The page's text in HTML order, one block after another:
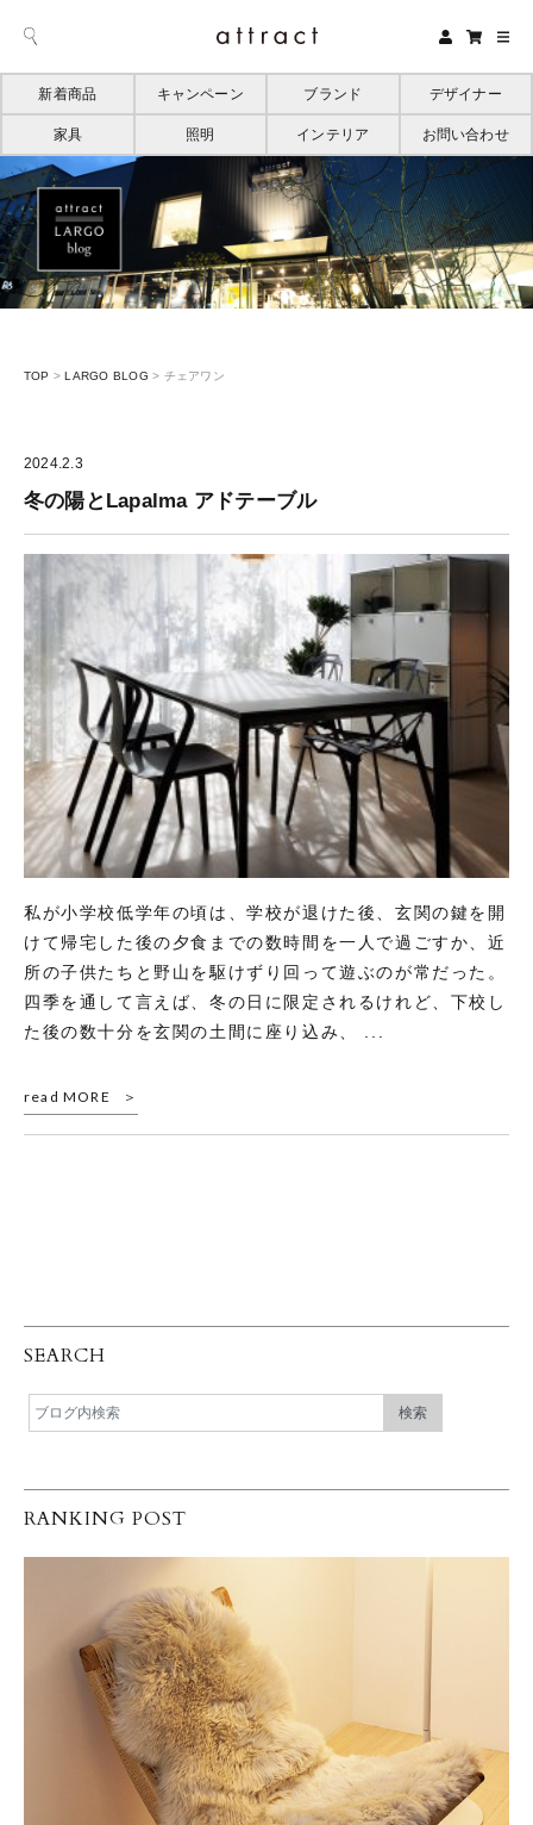
新着商品 キャンペーン ブランド デザイナー
家具 照明 インテリア お問い合わせ
TOP > LARGO BLOG > チェアワン
2024.2.3
冬の陽とLapalma アドテーブル
私が小学校低学年の頃は、学校が退けた後、玄関の鍵を開
けて帰宅した後の夕食までの数時間を一人で過ごすか、近
所の子供たちと野山を駆けずり回って遊ぶのが常だった。
四季を通して言えば、冬の日に限定されるけれど、下校し
た後の数十分を玄関の土間に座り込み、 ...
read MORE
SEARCH
RANKING POST